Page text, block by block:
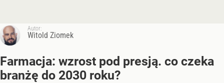
Autor:
Witold Ziomek
Farmacja: wzrost pod presją. co czeka
branżę do 2030 roku?